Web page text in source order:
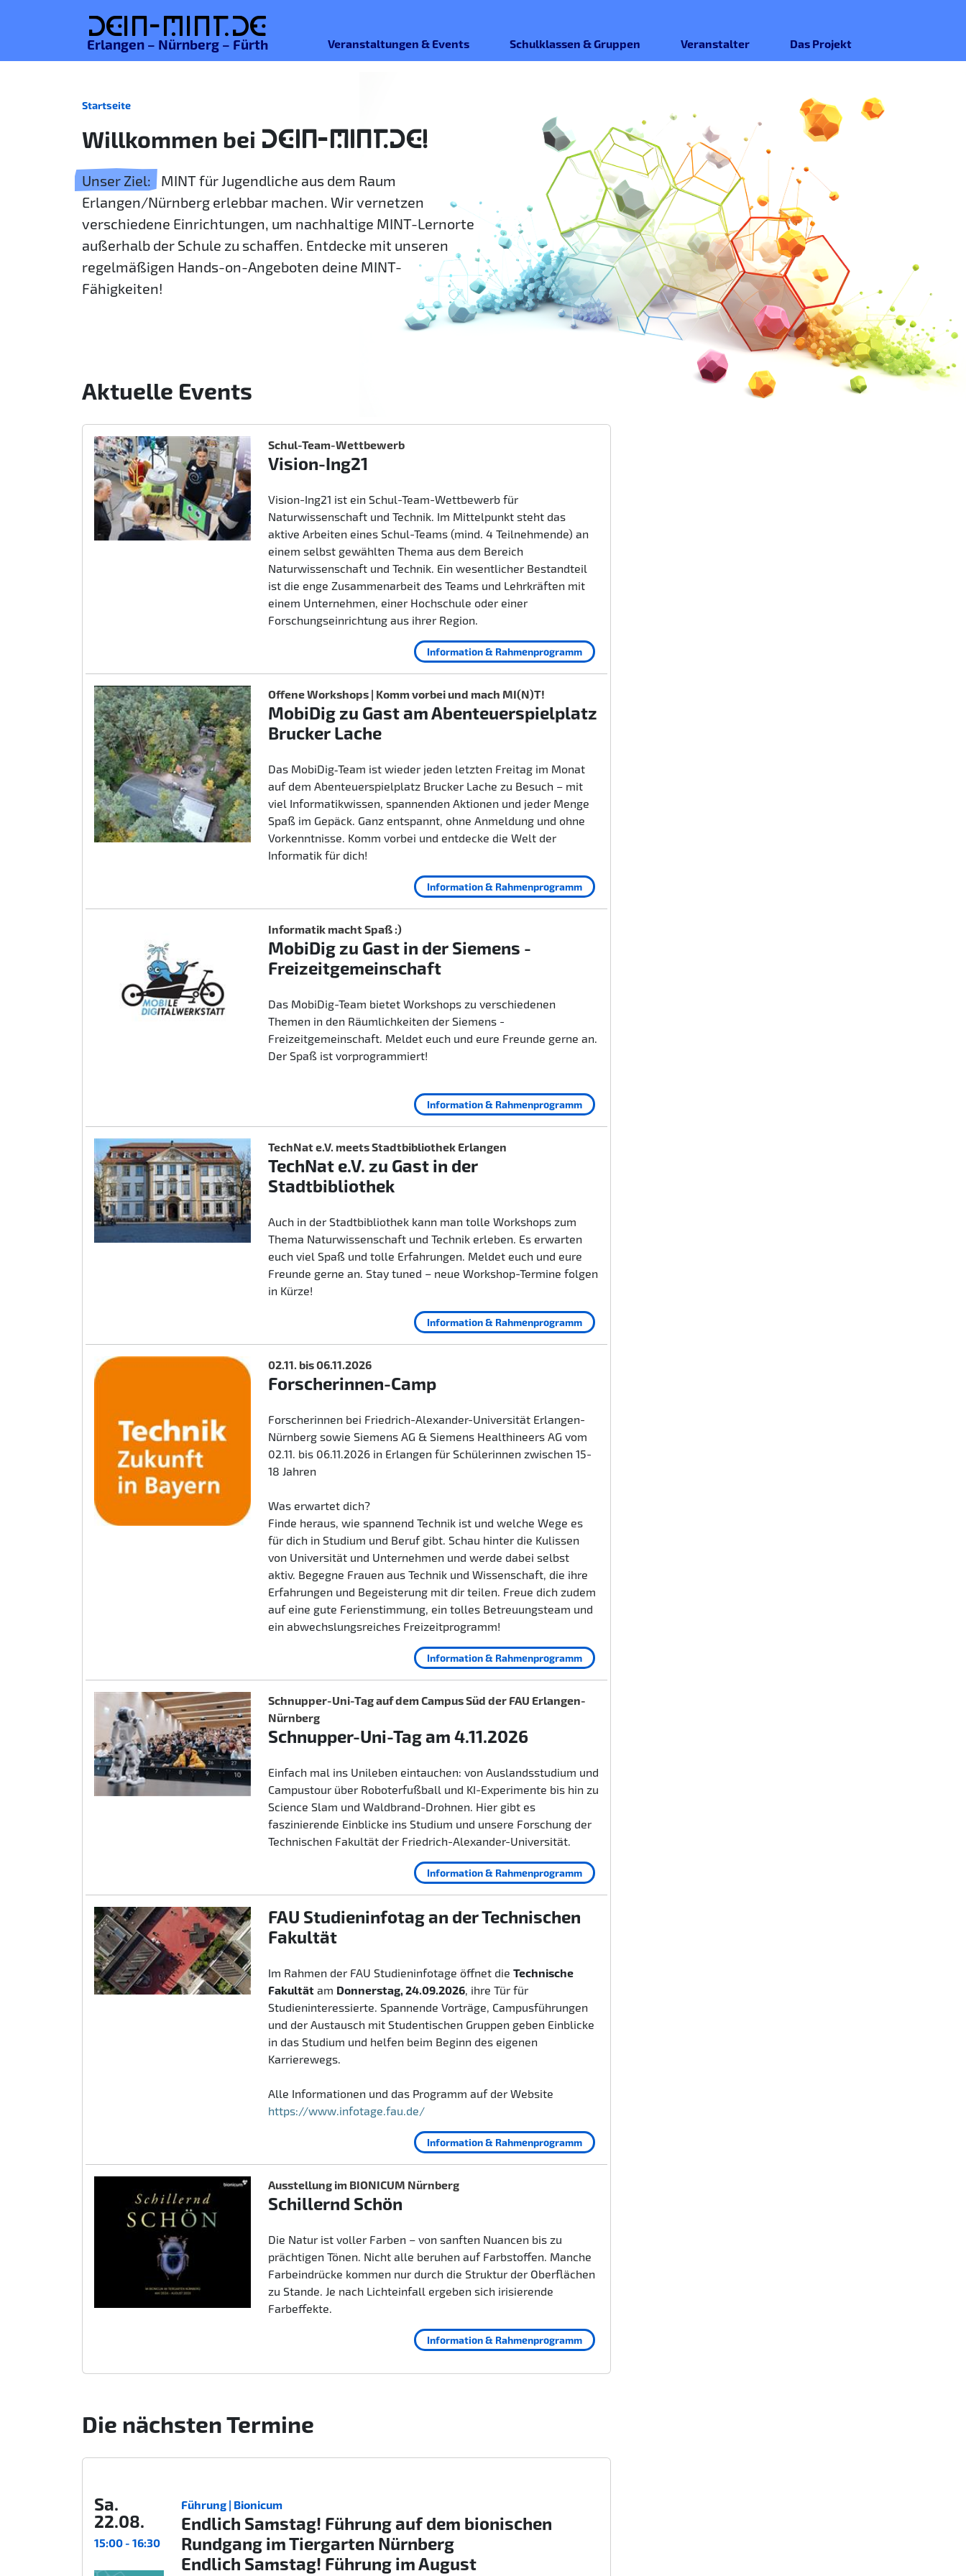
Dein-MINT.de
Erlangen – Nürnberg – Fürth Veranstaltungen & Events Schulklassen & Gruppen Veranstalter Das Projekt
Startseite
Willkommen bei DEIN-MINT.DE!
Unser Ziel:
MINT für Jugendliche aus dem Raum
Erlangen/Nürnberg erlebbar machen. Wir vernetzen
verschiedene Einrichtungen, um nachhaltige MINT-Lernorte
außerhalb der Schule zu schaffen. Entdecke mit unseren
regelmäßigen Hands-on-Angeboten deine MINT-
Fähigkeiten!
Aktuelle Events
Schul-Team-Wettbewerb
Vision-Ing21
Vision-Ing21 ist ein Schul-Team-Wettbewerb für
Naturwissenschaft und Technik. Im Mittelpunkt steht das
aktive Arbeiten eines Schul-Teams (mind. 4 Teilnehmende) an
einem selbst gewählten Thema aus dem Bereich
Naturwissenschaft und Technik. Ein wesentlicher Bestandteil
ist die enge Zusammenarbeit des Teams und Lehrkräften mit
einem Unternehmen, einer Hochschule oder einer
Forschungseinrichtung aus ihrer Region.
Information & Rahmenprogramm
Offene Workshops | Komm vorbei und mach MI(N)T!
MobiDig zu Gast am Abenteuerspielplatz
Brucker Lache
Das MobiDig‑Team ist wieder jeden letzten Freitag im Monat
auf dem Abenteuerspielplatz Brucker Lache zu Besuch – mit
viel Informatikwissen, spannenden Aktionen und jeder Menge
Spaß im Gepäck. Ganz entspannt, ohne Anmeldung und ohne
Vorkenntnisse. Komm vorbei und entdecke die Welt der
Informatik für dich!
Information & Rahmenprogramm
Informatik macht Spaß :)
MobiDig zu Gast in der Siemens -
Freizeitgemeinschaft
Das MobiDig-Team bietet Workshops zu verschiedenen
Themen in den Räumlichkeiten der Siemens -
Freizeitgemeinschaft. Meldet euch und eure Freunde gerne an.
Der Spaß ist vorprogrammiert!
Information & Rahmenprogramm
TechNat e.V. meets Stadtbibliothek Erlangen
TechNat e.V. zu Gast in der
Stadtbibliothek
Auch in der Stadtbibliothek kann man tolle Workshops zum
Thema Naturwissenschaft und Technik erleben. Es erwarten
euch viel Spaß und tolle Erfahrungen. Meldet euch und eure
Freunde gerne an. Stay tuned – neue Workshop-Termine folgen
in Kürze!
Information & Rahmenprogramm
02.11. bis 06.11.2026
Forscherinnen-Camp
Forscherinnen bei Friedrich-Alexander-Universität Erlangen-
Nürnberg sowie Siemens AG & Siemens Healthineers AG vom
02.11. bis 06.11.2026 in Erlangen für Schülerinnen zwischen 15-
18 Jahren
Was erwartet dich?
Finde heraus, wie spannend Technik ist und welche Wege es
für dich in Studium und Beruf gibt. Schau hinter die Kulissen
von Universität und Unternehmen und werde dabei selbst
aktiv. Begegne Frauen aus Technik und Wissenschaft, die ihre
Erfahrungen und Begeisterung mit dir teilen. Freue dich zudem
auf eine gute Ferienstimmung, ein tolles Betreuungsteam und
ein abwechslungsreiches Freizeitprogramm!
Information & Rahmenprogramm
Schnupper-Uni-Tag auf dem Campus Süd der FAU Erlangen-
Nürnberg
Schnupper-Uni-Tag am 4.11.2026
Einfach mal ins Unileben eintauchen: von Auslandsstudium und
Campustour über Roboterfußball und KI-Experimente bis hin zu
Science Slam und Waldbrand-Drohnen. Hier gibt es
faszinierende Einblicke ins Studium und unsere Forschung der
Technischen Fakultät der Friedrich-Alexander-Universität.
Information & Rahmenprogramm
FAU Studieninfotag an der Technischen
Fakultät
Im Rahmen der FAU Studieninfotage öffnet die Technische
Fakultät am Donnerstag, 24.09.2026, ihre Tür für
Studieninteressierte. Spannende Vorträge, Campusführungen
und der Austausch mit Studentischen Gruppen geben Einblicke
in das Studium und helfen beim Beginn des eigenen
Karrierewegs.
Alle Informationen und das Programm auf der Website
https://www.infotage.fau.de/
Information & Rahmenprogramm
Ausstellung im BIONICUM Nürnberg
Schillernd Schön
Die Natur ist voller Farben – von sanften Nuancen bis zu
prächtigen Tönen. Nicht alle beruhen auf Farbstoffen. Manche
Farbeindrücke kommen nur durch die Struktur der Oberflächen
zu Stande. Je nach Lichteinfall ergeben sich irisierende
Farbeffekte.
Information & Rahmenprogramm
Die nächsten Termine
Sa.
22.08.
15:00 - 16:30
Führung | Bionicum
Endlich Samstag! Führung auf dem bionischen
Rundgang im Tiergarten Nürnberg
Endlich Samstag! Führung im August